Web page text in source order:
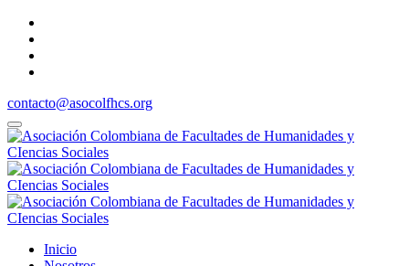
contacto@asocolfhcs.org
Inicio